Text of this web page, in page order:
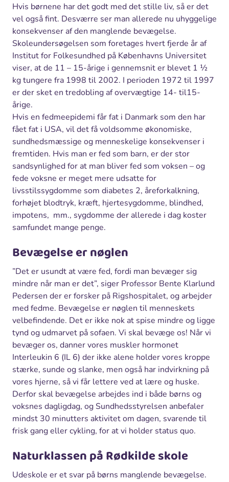
Hvis børnene har det godt med det stille liv, så er det
vel også fint. Desværre ser man allerede nu uhyggelige
konsekvenser af den manglende bevægelse.
Skoleundersøgelsen som foretages hvert fjerde år af
Institut for Folkesundhed på Københavns Universitet
viser, at de 11 – 15-årige i gennemsnit er blevet 1 ½
kg tungere fra 1998 til 2002. I perioden 1972 til 1997
er der sket en tredobling af overvægtige 14- til15-
årige.
Hvis en fedmeepidemi får fat i Danmark som den har
fået fat i USA, vil det få voldsomme økonomiske,
sundhedsmæssige og menneskelige konsekvenser i
fremtiden. Hvis man er fed som barn, er der stor
sandsynlighed for at man bliver fed som voksen – og
fede voksne er meget mere udsatte for
livsstilssygdomme som diabetes 2, åreforkalkning,
forhøjet blodtryk, kræft, hjertesygdomme, blindhed,
impotens, mm., sygdomme der allerede i dag koster
samfundet mange penge.
Bevægelse er nøglen
”Det er usundt at være fed, fordi man bevæger sig
mindre når man er det”, siger Professor Bente Klarlund
Pedersen der er forsker på Rigshospitalet, og arbejder
med fedme. Bevægelse er nøglen til menneskets
velbefindende. Det er ikke nok at spise mindre og ligge
tynd og udmarvet på sofaen. Vi skal bevæge os! Når vi
bevæger os, danner vores muskler hormonet
Interleukin 6 (IL 6) der ikke alene holder vores kroppe
stærke, sunde og slanke, men også har indvirkning på
vores hjerne, så vi får lettere ved at lære og huske.
Derfor skal bevægelse arbejdes ind i både børns og
voksnes dagligdag, og Sundhedsstyrelsen anbefaler
mindst 30 minutters aktivitet om dagen, svarende til
frisk gang eller cykling, for at vi holder status quo.
Naturklassen på Rødkilde skole
Udeskole er et svar på børns manglende bevægelse.